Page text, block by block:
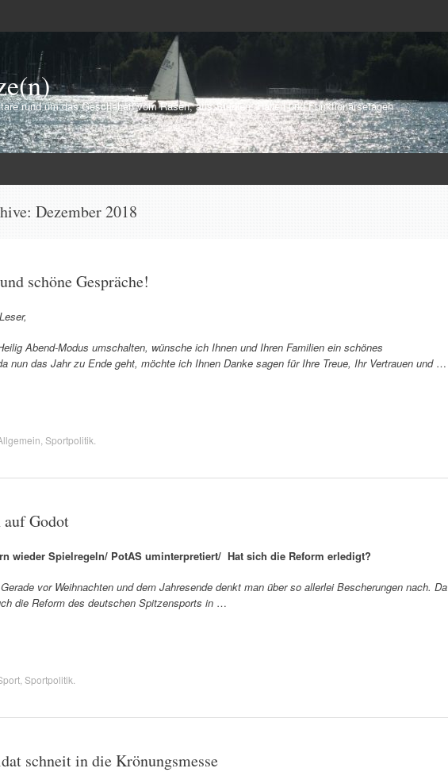
rund um das Geschehen vom Rasen, aus Stadien, Hallen und Funktionärsetagen
Dezember 2018
schöne Gespräche!
Abend-Modus umschalten, wünsche ich Ihnen und Ihren Familien ein schönes
nun das Jahr zu Ende geht, möchte ich Ihnen Danke sagen für Ihre Treue, Ihr Vertrauen und …
Sportpolitik
auf Godot
wieder Spielregeln/ PotAS uminterpretiert/ Hat sich die Reform erledigt?
vor Weihnachten und dem Jahresende denkt man über so allerlei Bescherungen nach. Da
die Reform des deutschen Spitzensports in …
Sportpolitik
schneit in die Krönungsmesse